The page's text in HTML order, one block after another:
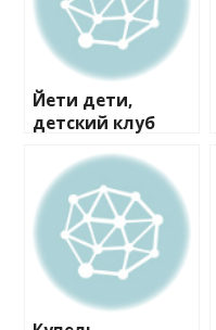
Йети дети,
детский клуб